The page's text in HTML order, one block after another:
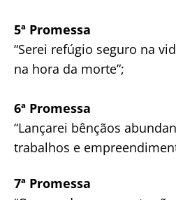
5ª Promessa
“Serei refúgio seguro na
na hora da morte”;
6ª Promessa
“Lançarei bênçãos
trabalhos e
7ª Promessa